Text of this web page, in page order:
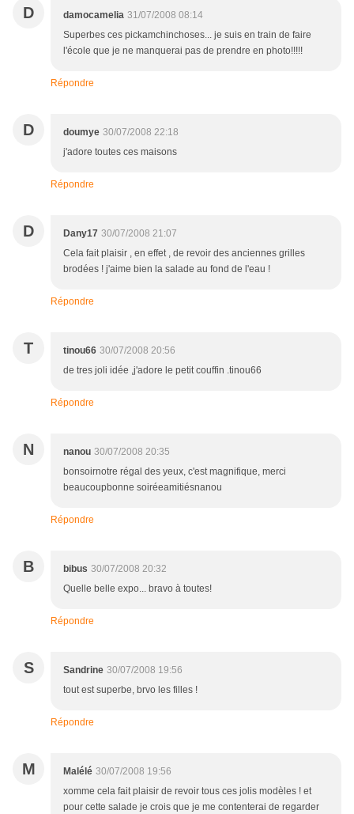
D damocamelia 31/07/2008 08:14
Superbes ces pickamchinchoses... je suis en train de faire
l'école que je ne manquerai pas de prendre en photo!!!!!
Répondre
D doumye 30/07/2008 22:18
j'adore toutes ces maisons
Répondre
D Dany17 30/07/2008 21:07
Cela fait plaisir , en effet , de revoir des anciennes grilles
brodées ! j'aime bien la salade au fond de l'eau !
Répondre
T tinou66 30/07/2008 20:56
de tres joli idée ,j'adore le petit couffin .tinou66
Répondre
N nanou 30/07/2008 20:35
bonsoirnotre régal des yeux, c'est magnifique, merci
beaucoupbonne soiréeamitiésnanou
Répondre
B bibus 30/07/2008 20:32
Quelle belle expo... bravo à toutes!
Répondre
S Sandrine 30/07/2008 19:56
tout est superbe, brvo les filles !
Répondre
M Malélé 30/07/2008 19:56
xomme cela fait plaisir de revoir tous ces jolis modèles ! et
pour cette salade je crois que je me contenterai de regarder